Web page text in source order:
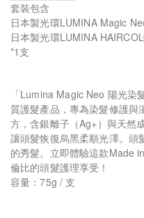
套裝包含
日本製光環LUMINA Magic
日本製光環LUMINA
*1支
「Lumina Magic Neo 陽光
質護髮產品，專為染髮修護與
方，含銀離子（Ag+）與天然
讓頭髮恢復烏黑柔順光澤。頭
的秀髮。立即體驗這款Made
倫比的頭髮護理享受！
容量：75g / 支